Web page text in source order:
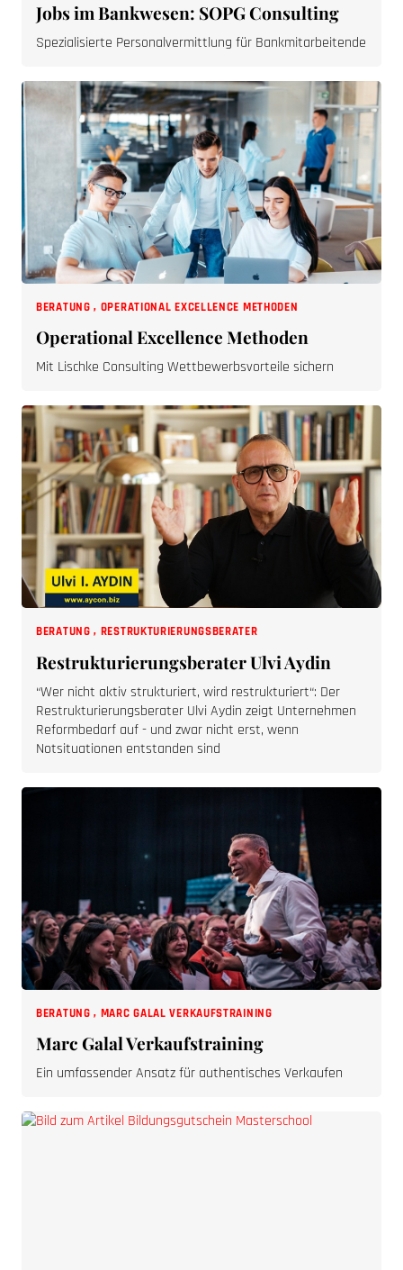
Spezialisierte Personalvermittlung für Bankmitarbeitende
BERATUNG,OPERATIONAL EXCELLENCE METHODEN
Operational Excellence Methoden
Mit Lischke Consulting Wettbewerbsvorteile sichern
BERATUNG,RESTRUKTURIERUNGSBERATER
Restrukturierungsberater Ulvi Aydin
“Wer nicht aktiv strukturiert, wird restrukturiert“: Der
Restrukturierungsberater Ulvi Aydin zeigt Unternehmen
Reformbedarf auf - und zwar nicht erst, wenn
Notsituationen entstanden sind
BERATUNG,MARC GALAL VERKAUFSTRAINING
Marc Galal Verkaufstraining
Ein umfassender Ansatz für authentisches Verkaufen